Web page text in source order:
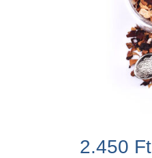
2.450 Ft